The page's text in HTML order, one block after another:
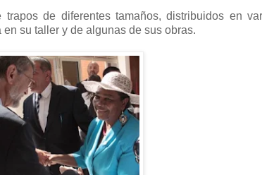
de diferentes tamaños, distribuidos en
su taller y de algunas de sus obras.